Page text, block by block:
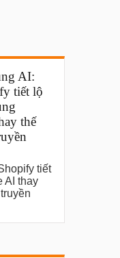
AI:
tiết lộ
thế
tiết
AI thay